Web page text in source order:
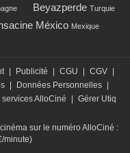
Beyazperde Turquie
México Mexique
Publicité CGU CGV
Données Personnelles
services AlloCiné
Gérer Utiq
sur le numéro AlloCiné :
minute)